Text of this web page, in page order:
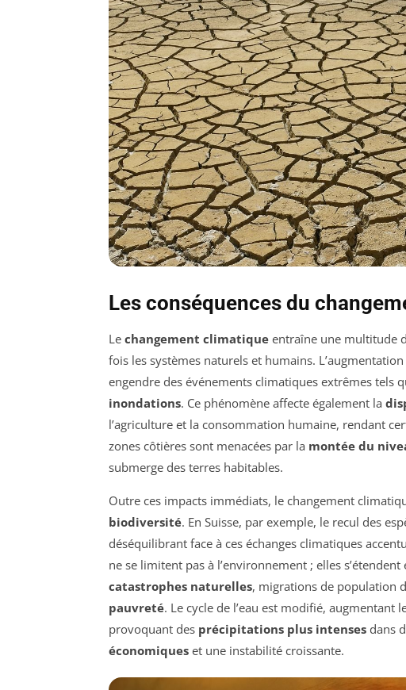
Les conséquences du
Le changement climatique entraîne une multitude
fois les systèmes naturels et humains. L’augmentation
engendre des événements climatiques extrêmes tels
inondations. Ce phénomène affecte également la
l’agriculture et la consommation humaine, rendant
zones côtières sont menacées par la montée du
submerge des terres habitables.
Outre ces impacts immédiats, le changement
biodiversité. En Suisse, par exemple, le recul des
déséquilibrant face à ces échanges climatiques
ne se limitent pas à l’environnement ; elles
catastrophes naturelles, migrations de population
pauvreté. Le cycle de l’eau est modifié, augmentant
provoquant des précipitations plus intenses dans
économiques et une instabilité croissante.